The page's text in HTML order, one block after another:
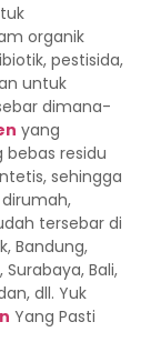
organik
pestisida,
untuk
dimana-
yang
residu
sehingga
tersebar di
Bandung,
Bali,
dll. Yuk
Yang Pasti